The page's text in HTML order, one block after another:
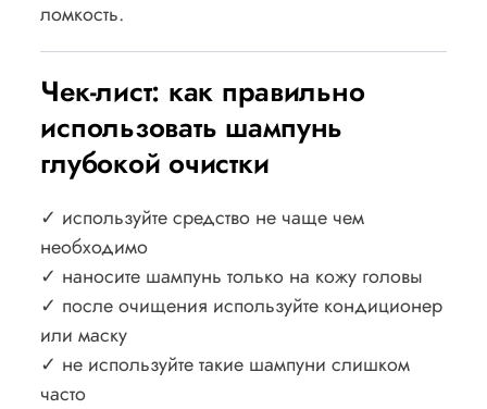
ломкость.
Чек-лист: как правильно
использовать шампунь
глубокой очистки
✓ используйте средство не чаще чем
необходимо
✓ наносите шампунь только на кожу головы
✓ после очищения используйте кондиционер
или маску
✓ не используйте такие шампуни слишком
часто